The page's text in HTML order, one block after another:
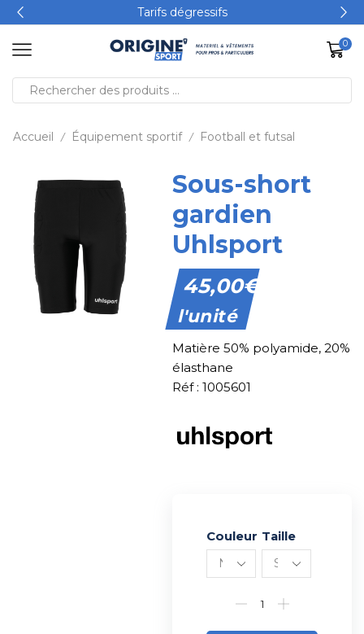
Tarifs dégressifs
0
Accueil / Équipement sportif / Football et futsal
Sous-short
gardien
Uhlsport
45,00€
l'unité
Matière 50% polyamide, 20%
élasthane
Réf : 1005601
Couleur Taille
Alternative: